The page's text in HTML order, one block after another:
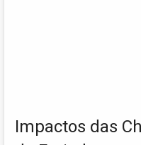
Impactos das